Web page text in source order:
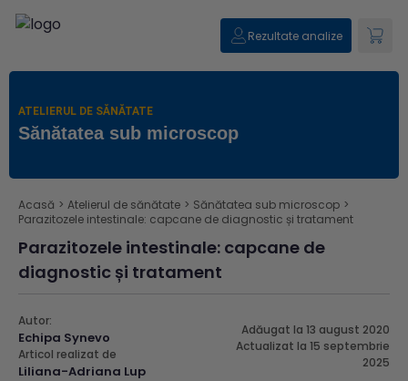
Rezultate analize
ATELIERUL DE SĂNĂTATE
Sănătatea sub microscop
Acasă > Atelierul de sănătate > Sănătatea sub microscop >
Parazitozele intestinale: capcane de diagnostic și tratament
Parazitozele intestinale: capcane de
diagnostic și tratament
Autor:
Echipa Synevo
Articol realizat de
Liliana-Adriana Lup
Adăugat la 13 august 2020
Actualizat la 15 septembrie
2025